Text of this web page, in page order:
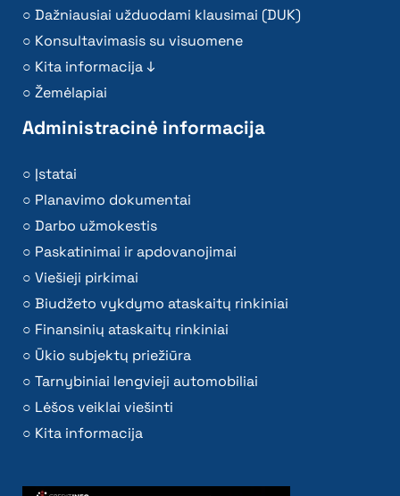
Dažniausiai užduodami klausimai (DUK)
Konsultavimasis su visuomene
Kita informacija ↓
Žemėlapiai
Administracinė informacija
Įstatai
Planavimo dokumentai
Darbo užmokestis
Paskatinimai ir apdovanojimai
Viešieji pirkimai
Biudžeto vykdymo ataskaitų rinkiniai
Finansinių ataskaitų rinkiniai
Ūkio subjektų priežiūra
Tarnybiniai lengvieji automobiliai
Lėšos veiklai viešinti
Kita informacija